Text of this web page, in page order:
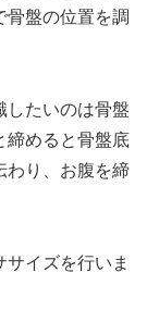
骨盤の位置を調
したいのは骨盤
締めると骨盤底
わり、お腹を締
イズを行いま